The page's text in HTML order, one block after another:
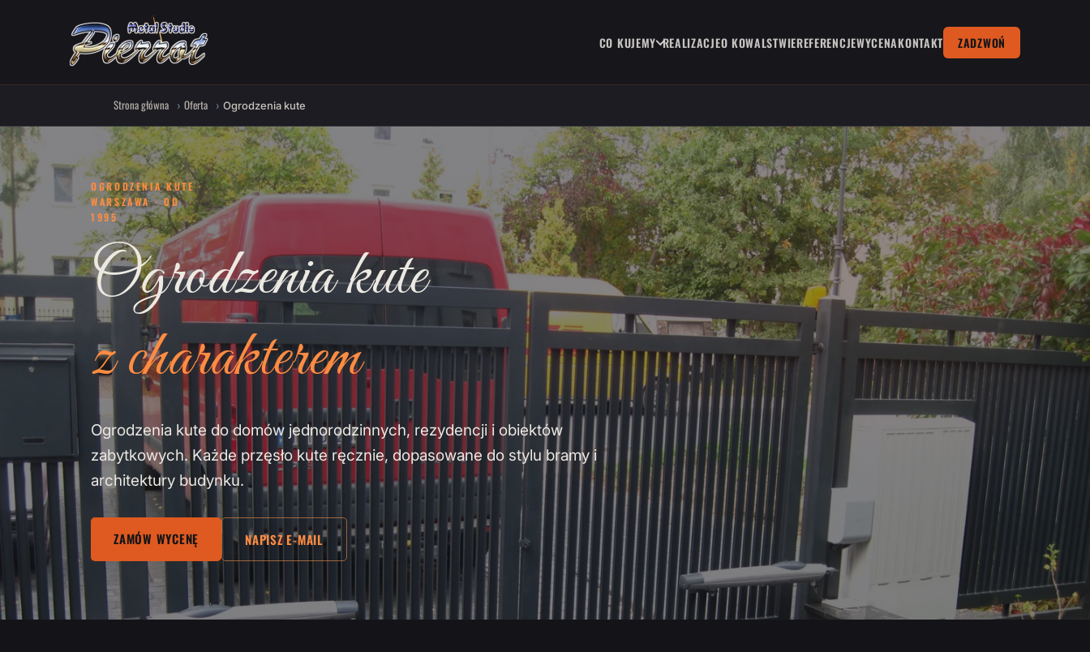
CO KUJEMY REALIZACJEO KOWALSTWIEREFERENCJEWYCENAKONTAKT ZADZWOŃ
Strona główna Oferta Ogrodzenia kute
OGRODZENIA KUTE ·
WARSZAWA · OD
1995
Ogrodzenia kute
z charakterem
Ogrodzenia kute do domów jednorodzinnych, rezydencji i obiektów
zabytkowych. Każde przęsło kute ręcznie, dopasowane do stylu bramy i
architektury budynku.
ZAMÓW WYCENĘ NAPISZ E-MAIL